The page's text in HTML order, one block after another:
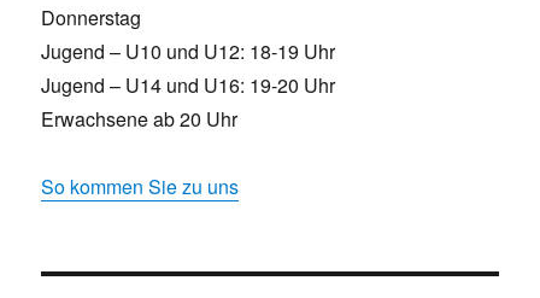
Donnerstag
Jugend – U10 und U12: 18-19 Uhr
Jugend – U14 und U16: 19-20 Uhr
Erwachsene ab 20 Uhr
So kommen Sie zu uns